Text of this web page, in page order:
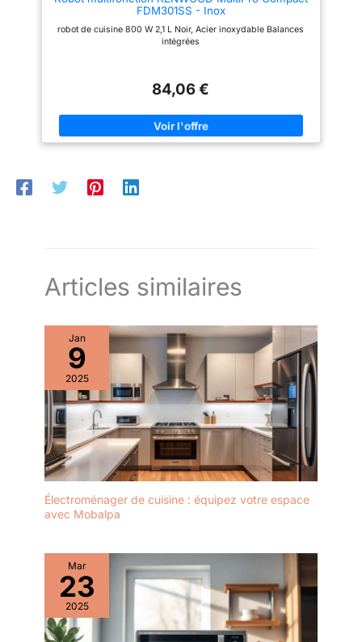
FDM301SS - Inox
robot de cuisine 800 W 2,1 L Noir, Acier inoxydable Balances
intégrées
84,06 €
Articles similaires
Jan
9
2025
Électroménager de cuisine : équipez votre espace
avec Mobalpa
Mar
23
2025